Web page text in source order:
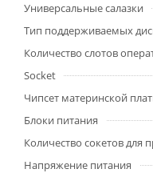
Универсальные салазки
Тип поддерживаемых
Количество слотов
Socket
Чипсет материнской
Блоки питания
Количество сокетов для
Напряжение питания